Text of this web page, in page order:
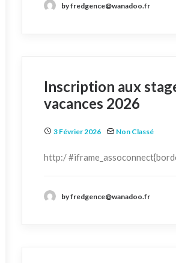
by fredgence@wanadoo.fr
Inscription aux
vacances 2026
3 Février 2026 Non Classé
http:/
by fredgence@wanadoo.fr